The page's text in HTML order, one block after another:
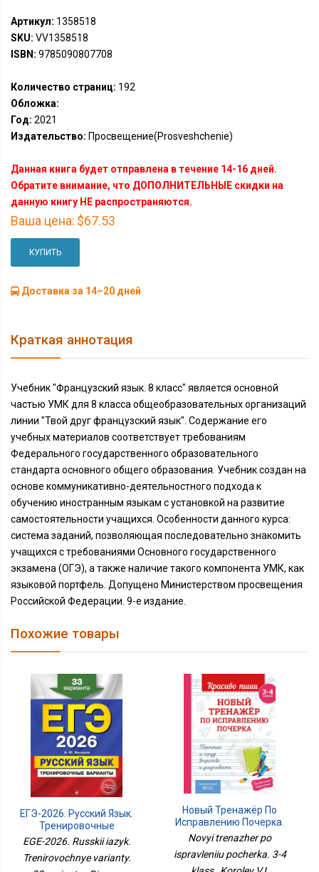
Артикул: 1358518
SKU: VV1358518
ISBN: 9785090807708
Количество страниц: 192
Обложка:
Год: 2021
Издательство: Просвещение(Prosveshchenie)
Данная книга будет отправлена в течение 14-16 дней.
Обратите внимание, что ДОПОЛНИТЕЛЬНЫЕ скидки на
данную книгу НЕ распространяются.
Ваша цена: $67.53
КУПИТЬ
Доставка за 14–20 дней
Краткая аннотация
Учебник "Французский язык. 8 класс" является основной
частью УМК для 8 класса общеобразовательных организаций
линии "Твой друг французский язык". Содержание его
учебных материалов соответствует требованиям
Федерального государственного образовательного
стандарта основного общего образования. Учебник создан на
основе коммуникативно-деятельностного подхода к
обучению иностранным языкам с установкой на развитие
самостоятельности учащихся. Особенности данного курса:
система заданий, позволяющая последовательно знакомить
учащихся с требованиями Основного государственного
экзамена (ОГЭ), а также наличие такого компонента УМК, как
языковой портфель. Допущено Министерством просвещения
Российской Федерации. 9-е издание.
Похожие товары
ЕГЭ-2026. Русский Язык.
Тренировочные
Варианты. 33 Варианта
EGE-2026. Russkii iazyk.
Trenirovochnye varianty.
Новый Тренажёр По
Исправлению Почерка.
3-4 Класс
Novyi trenazher po
ispravleniiu pocherka. 3-4